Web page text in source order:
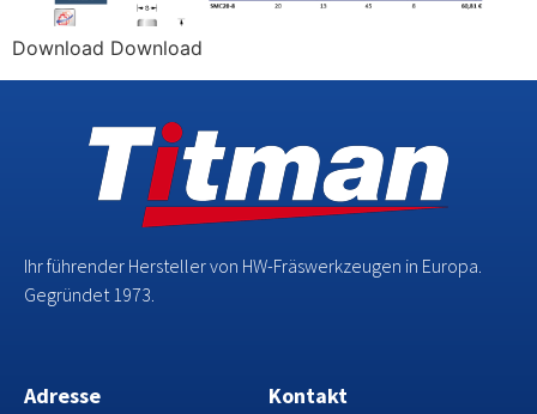
Download Download
Ihr führender Hersteller von HW-Fräswerkzeugen in Europa.
Gegründet 1973.
Adresse Kontakt